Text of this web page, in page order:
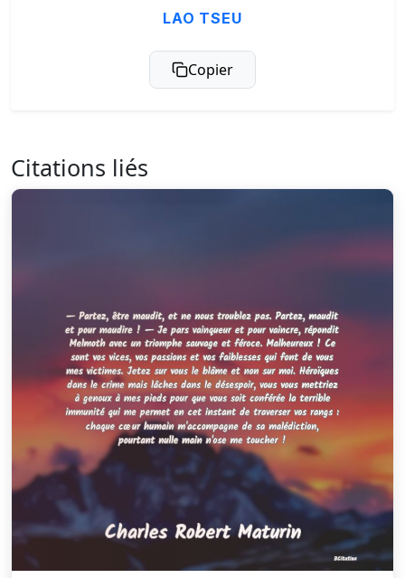
LAO TSEU
Copier
Citations liés